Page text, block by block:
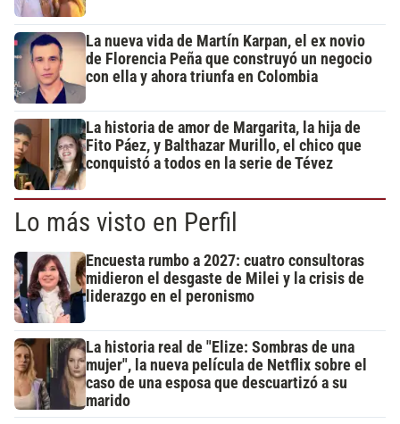
La nueva vida de Martín Karpan, el ex novio
de Florencia Peña que construyó un negocio
con ella y ahora triunfa en Colombia
La historia de amor de Margarita, la hija de
Fito Páez, y Balthazar Murillo, el chico que
conquistó a todos en la serie de Tévez
Lo más visto en Perfil
Encuesta rumbo a 2027: cuatro consultoras
midieron el desgaste de Milei y la crisis de
liderazgo en el peronismo
La historia real de "Elize: Sombras de una
mujer", la nueva película de Netflix sobre el
caso de una esposa que descuartizó a su
marido